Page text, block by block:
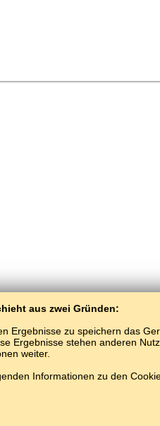
aus zwei Gründen:
Ergebnisse zu speichern das
Ergebnisse stehen anderen
weiter.
Informationen zu den
BALTOSLAV.